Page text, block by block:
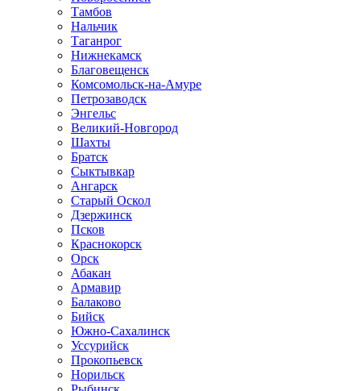
Тамбов
Нальчик
Таганрог
Нижнекамск
Благовещенск
Комсомольск-на-Амуре
Петрозаводск
Энгельс
Великий-Новгород
Шахты
Братск
Сыктывкар
Ангарск
Старый Оскол
Дзержинск
Псков
Краснокорск
Орск
Абакан
Армавир
Балаково
Бийск
Южно-Сахалинск
Уссурийск
Прокопьевск
Норильск